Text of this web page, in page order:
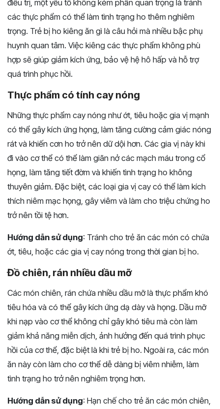
điều trị, một yếu tố không kém phần quan trọng là tránh
các thực phẩm có thể làm tình trạng ho thêm nghiêm
trọng. Trẻ bị ho kiêng ăn gì là câu hỏi mà nhiều bậc phụ
huynh quan tâm. Việc kiêng các thực phẩm không phù
hợp sẽ giúp giảm kích ứng, bảo vệ hệ hô hấp và hỗ trợ
quá trình phục hồi.
Thực phẩm có tính cay nóng
Những thực phẩm cay nóng như ớt, tiêu hoặc gia vị mạnh
có thể gây kích ứng họng, làm tăng cường cảm giác nóng
rát và khiến cơn ho trở nên dữ dội hơn. Các gia vị này khi
đi vào cơ thể có thể làm giãn nở các mạch máu trong cổ
họng, làm tăng tiết đờm và khiến tình trạng ho không
thuyên giảm. Đặc biệt, các loại gia vị cay có thể làm kích
thích niêm mạc họng, gây viêm và làm cho triệu chứng ho
trở nên tồi tệ hơn.
Hướng dẫn sử dụng: Tránh cho trẻ ăn các món có chứa
ớt, tiêu, hoặc các gia vị cay nóng trong thời gian bị ho.
Đồ chiên, rán nhiều dầu mỡ
Các món chiên, rán chứa nhiều dầu mỡ là thực phẩm khó
tiêu hóa và có thể gây kích ứng dạ dày và họng. Dầu mỡ
khi nạp vào cơ thể không chỉ gây khó tiêu mà còn làm
giảm khả năng miễn dịch, ảnh hưởng đến quá trình phục
hồi của cơ thể, đặc biệt là khi trẻ bị ho. Ngoài ra, các món
ăn này còn làm cho cơ thể dễ dàng bị viêm nhiễm, làm
tình trạng ho trở nên nghiêm trọng hơn.
Hướng dẫn sử dụng: Hạn chế cho trẻ ăn các món chiên,